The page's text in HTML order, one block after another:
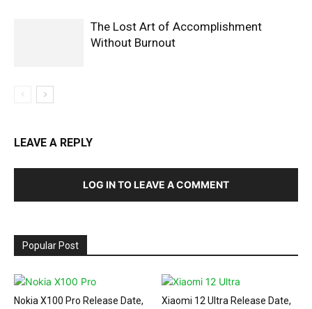
The Lost Art of Accomplishment
Without Burnout
LEAVE A REPLY
LOG IN TO LEAVE A COMMENT
Popular Post
Nokia X100 Pro Release Date,
Xiaomi 12 Ultra Release Date,